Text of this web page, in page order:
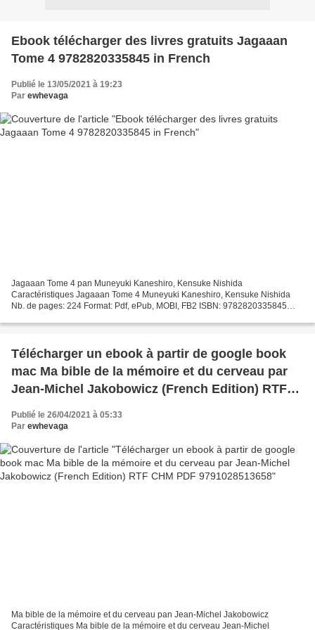
Ebook télécharger des livres gratuits Jagaaan
Tome 4 9782820335845 in French
Publié le 13/05/2021 à 19:23
Par ewhevaga
Jagaaan Tome 4 pan Muneyuki Kaneshiro, Kensuke Nishida
Caractéristiques Jagaaan Tome 4 Muneyuki Kaneshiro, Kensuke Nishida
Nb. de pages: 224 Format: Pdf, ePub, MOBI, FB2 ISBN: 9782820335845
Télécharger un ebook à partir de google book
mac Ma bible de la mémoire et du cerveau par
Jean-Michel Jakobowicz (French Edition) RTF
CHM PDF 9791028513658
Publié le 26/04/2021 à 05:33
Par ewhevaga
Ma bible de la mémoire et du cerveau pan Jean-Michel Jakobowicz
Caractéristiques Ma bible de la mémoire et du cerveau Jean-Michel